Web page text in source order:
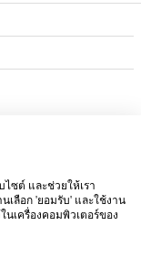
ซต์ และช่วยให้เรา
ลือก 'ยอมรับ' และใช้งาน
เครื่องคอมพิวเตอร์ของ